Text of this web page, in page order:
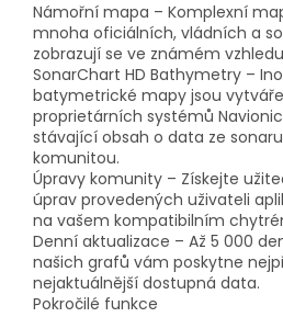
Námořní mapa – Komplexní
mnoha oficiálních, vládních a
zobrazují se ve známém
SonarChart HD Bathymetry –
batymetrické mapy jsou
proprietárních systémů
stávající obsah o data ze
komunitou.
Úpravy komunity – Získejte
úprav provedených uživateli
na vašem kompatibilním
Denní aktualizace – Až 5 000
našich grafů vám poskytne
nejaktuálnější dostupná data.
Pokročilé funkce